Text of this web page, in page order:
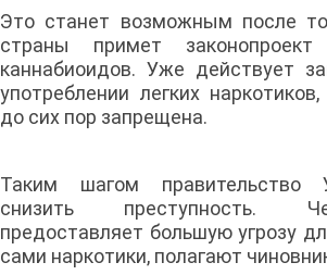
Это станет возможным после
страны примет
каннабиоидов. Уже действует
употреблении легких
до сих пор запрещена.
Таким шагом правительство
снизить преступность.
предоставляет большую угрозу
сами наркотики, полагают